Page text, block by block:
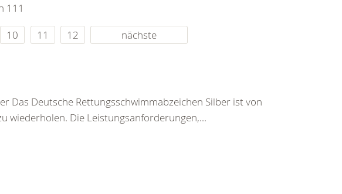
111
10 11 12 nächste
Das Deutsche Rettungsschwimmabzeichen Silber ist von
wiederholen. Die Leistungsanforderungen,...